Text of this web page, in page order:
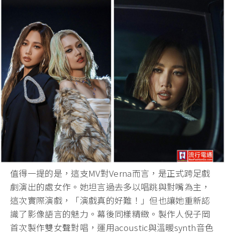
值得一提的是，這支MV對Verna而言，是正式跨足戲
劇演出的處女作。她坦言過去多以唱跳與對嘴為主，
這次實際演戲，「演戲真的好難！」但也讓她重新認
識了影像語言的魅力。幕後同樣精緻。製作人倪子岡
首次製作雙女聲對唱，運用acoustic與溫暖synth音色